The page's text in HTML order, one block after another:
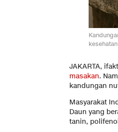
JAKARTA,
masakan.
kandungan
Masyarakat
Daun yang
tanin,